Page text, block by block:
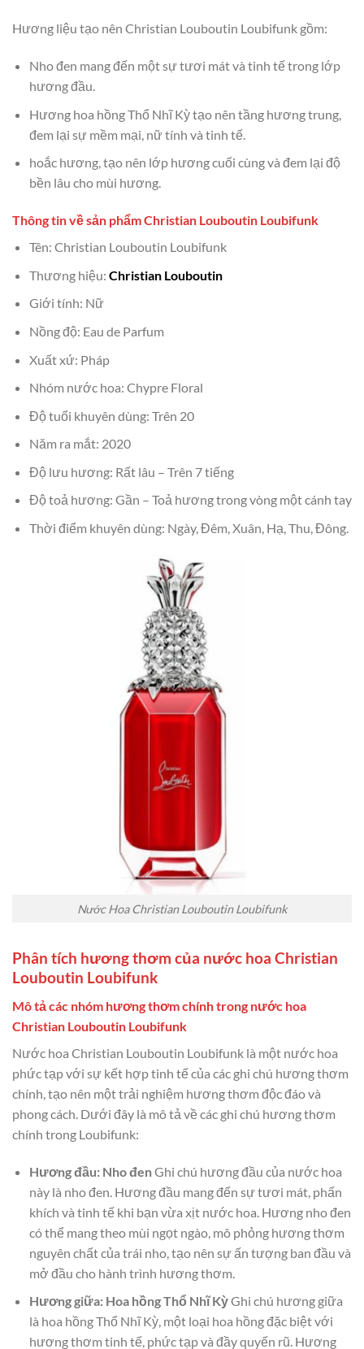
Hương liệu tạo nên Christian Louboutin Loubifunk gồm:
Nho đen mang đến một sự tươi mát và tinh tế trong lớp
hương đầu.
Hương hoa hồng Thổ Nhĩ Kỳ tạo nên tầng hương trung,
đem lại sự mềm mại, nữ tính và tinh tế.
hoắc hương, tạo nên lớp hương cuối cùng và đem lại độ
bền lâu cho mùi hương.
Thông tin về sản phẩm Christian Louboutin Loubifunk
Tên: Christian Louboutin Loubifunk
Thương hiệu: Christian Louboutin
Giới tính: Nữ
Nồng độ: Eau de Parfum
Xuất xứ: Pháp
Nhóm nước hoa: Chypre Floral
Độ tuổi khuyên dùng: Trên 20
Năm ra mắt: 2020
Độ lưu hương: Rất lâu – Trên 7 tiếng
Độ toả hương: Gần – Toả hương trong vòng một cánh tay
Thời điểm khuyên dùng: Ngày, Đêm, Xuân, Hạ, Thu, Đông.
Nước Hoa Christian Louboutin Loubifunk
Phân tích hương thơm của nước hoa Christian
Louboutin Loubifunk
Mô tả các nhóm hương thơm chính trong nước hoa
Christian Louboutin Loubifunk
Nước hoa Christian Louboutin Loubifunk là một nước hoa
phức tạp với sự kết hợp tinh tế của các ghi chú hương thơm
chính, tạo nên một trải nghiệm hương thơm độc đáo và
phong cách. Dưới đây là mô tả về các ghi chú hương thơm
chính trong Loubifunk:
Hương đầu: Nho đenGhi chú hương đầu của nước hoa
này là nho đen. Hương đầu mang đến sự tươi mát, phấn
khích và tinh tế khi bạn vừa xịt nước hoa. Hương nho đen
có thể mang theo mùi ngọt ngào, mô phỏng hương thơm
nguyên chất của trái nho, tạo nên sự ấn tượng ban đầu và
mở đầu cho hành trình hương thơm.
Hương giữa: Hoa hồng Thổ Nhĩ KỳGhi chú hương giữa
là hoa hồng Thổ Nhĩ Kỳ, một loại hoa hồng đặc biệt với
hương thơm tinh tế, phức tạp và đầy quyến rũ. Hương